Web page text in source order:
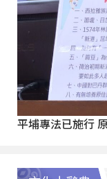
平埔專法已施行